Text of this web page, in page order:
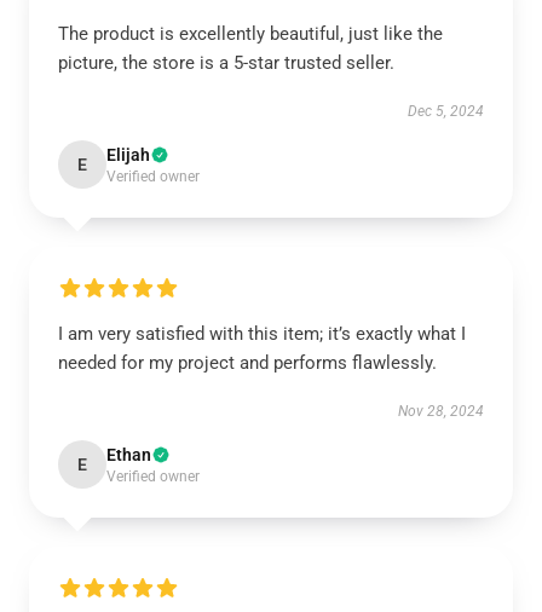
The product is excellently beautiful, just like the
picture, the store is a 5-star trusted seller.
Dec 5, 2024
E Elijah
Verified owner
I am very satisfied with this item; it’s exactly what I
needed for my project and performs flawlessly.
Nov 28, 2024
E Ethan
Verified owner